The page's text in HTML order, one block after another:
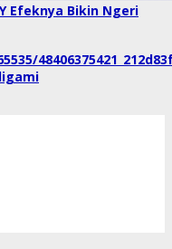
Efeknya Bikin Ngeri